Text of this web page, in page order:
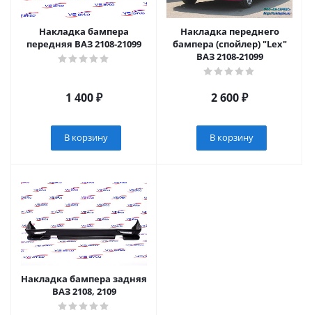
Накладка бампера
передняя ВАЗ 2108-21099
1 400₽
В корзину
Накладка переднего
бампера (спойлер) "Lex"
ВАЗ 2108-21099
2 600₽
В корзину
Накладка бампера задняя
ВАЗ 2108, 2109